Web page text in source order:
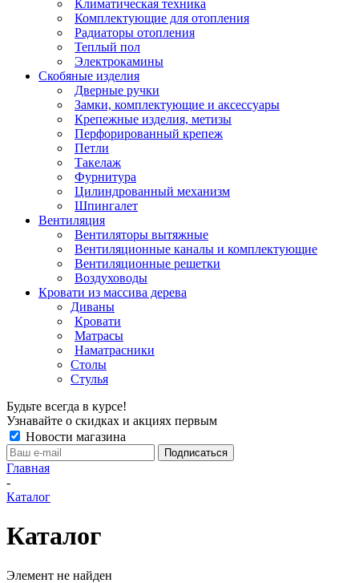
Климатическая техника
Комплектующие для отопления
Радиаторы отопления
Теплый пол
Электрокамины
Скобяные изделия
Дверные ручки
Замки, комплектующие и аксессуары
Крепежные изделия, метизы
Перфорированный крепеж
Петли
Такелаж
Фурнитура
Цилиндрованный механизм
Шпингалет
Вентиляция
Вентиляторы вытяжные
Вентиляционные каналы и комплектующие
Вентиляционные решетки
Воздуховоды
Кровати из массива дерева
Диваны
Кровати
Матрасы
Наматрасники
Столы
Стулья
Будьте всегда в курсе!
Узнавайте о скидках и акциях первым
Новости магазина
Главная
-
Каталог
Каталог
Элемент не найден